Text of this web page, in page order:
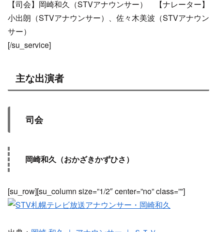
【司会】岡崎和久（STVアナウンサー） 【ナレーター】
小出朗（STVアナウンサー）、佐々木美波（STVアナウン
サー）
[/su_service]
主な出演者
司会
岡崎和久（おかざきかずひさ）
[su_row][su_column size=”1/2″ center=”no” class=””]